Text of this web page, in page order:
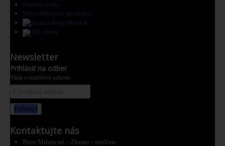
Osobné údaje
Moje obľúbené produkty
Moje Priania
My alerts
Newsletter
Prihlásiť na odber
Vaša e-mailová adresa
Prihlásiť
Kontaktujte nás
Peter Milata ml. - Zbrane - strelivo